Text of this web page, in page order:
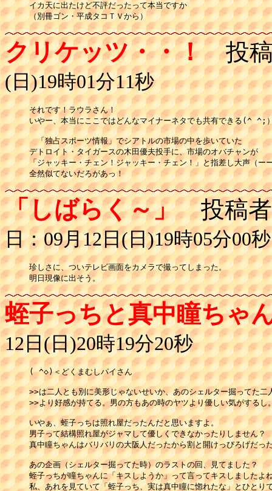
イカ天に出たけど不評だったって本当ですか
（別冊ゴン・平成タコＴＶから）
クリケッツ・・！投稿
(日)19時01分11秒
それです！ラウラさん！
いやー、本当にここではどんなマイナーネタでも共有できる(^ ^;
「独占スポーツ情報」でシアトルの市場の中を歩いていた
デトロイト・タイガースの木田優夫投手に、市場のオバチャンが
「ジャッキー・チェン！ジャッキー・チェン！」と指差し大声（ー
全然似てないだろがあっ！
「しばらく～」投稿者
日：09月12日(日)19時05分00秒
珍しさに、ついテレビ画面をカメラで撮ってしまった。
明日現像に出そう。
蛭子っちと真中瞳ちゃ
12日(日)20時19分20秒
( ^◇)＜どくまむしパイさん
>>は二人とも別に美形じゃないせいか、あのシェルター掘ってた二
>>より好感が持てる。男の方もあの時のヤツより優しい気がするし
いやぁ、蛭子っちは照れ屋だったんだと思いますよ。
男子って結構照れ屋がジャマして優しくできなかったりしません？
真中瞳ちゃんはバリバリの大阪人だったから割と開けっぴろげだっ
あの企画（シェルター掘ってた時）のラストの回、見てました？
蛭子っちが瞳ちゃんに「キスしようか」って言ってキスしましたよ
私、あれを見ていて「蛭子っち、実は真中瞳に惚れたな」とひとり